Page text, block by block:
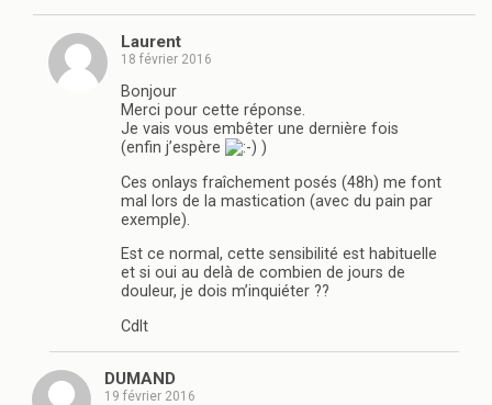
Laurent
18 février 2016
Bonjour
Merci pour cette réponse.
Je vais vous embêter une dernière fois
(enfin j’espère
)
Ces onlays fraîchement posés (48h) me font
mal lors de la mastication (avec du pain par
exemple).
Est ce normal, cette sensibilité est habituelle
et si oui au delà de combien de jours de
douleur, je dois m’inquiéter ??
Cdlt
DUMAND
19 février 2016